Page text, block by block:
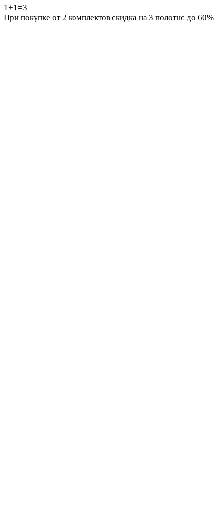
1+1=3
При покупке от 2 комплектов скидка на 3 полотно до 60%